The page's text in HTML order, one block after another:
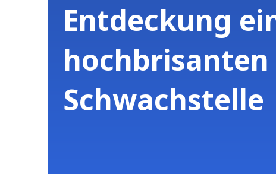
Entdeckung
hochbrisanten
Schwachstelle